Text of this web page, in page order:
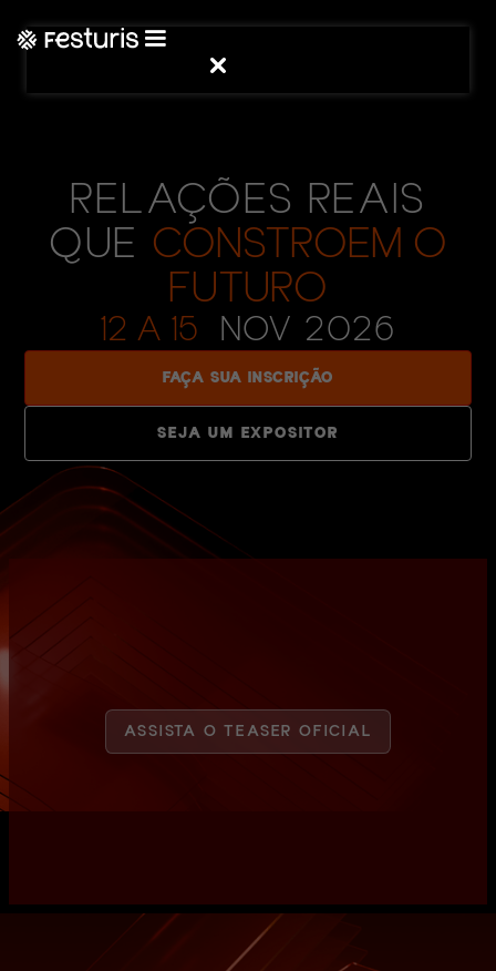
RELAÇÕES REAIS
QUE CONSTROEM O
FUTURO
12 A 15 NOV 2026
FAÇA SUA INSCRIÇÃO
SEJA UM EXPOSITOR
ASSISTA O TEASER OFICIAL